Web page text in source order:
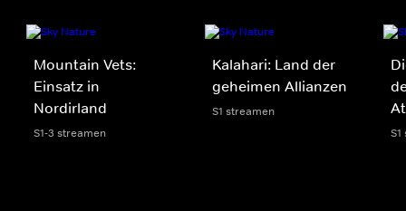
Mountain Vets:
Einsatz in
Nordirland
S1-3 streamen
Kalahari: Land der
geheimen Allianzen
S1 streamen